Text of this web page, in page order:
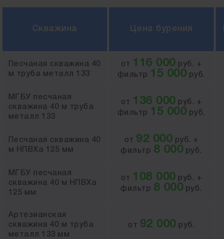
Скважина Цена бурения
Песчаная скважина 40
м труба металл 133
от 116 000 руб. +
фильтр 15 000 руб.
МГБУ песчаная
скважина 40 м труба
металл 133
от 136 000 руб. +
фильтр 15 000 руб.
Песчаная скважина 40
м НПВХа 125 мм
от 92 000 руб. +
фильтр 8 000 руб.
МГБУ песчаная
скважина 40 м НПВХа
125 мм
от 108 000 руб. +
фильтр 8 000 руб.
Артезианская
скважина 40 м труба
металл 133 мм
от 92 000 руб.